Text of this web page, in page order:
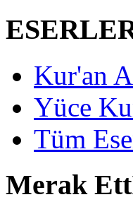
Kur'an
Yüce
Tüm
Merak